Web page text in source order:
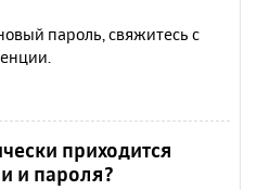
пароль, свяжитесь с
приходится
и пароля?